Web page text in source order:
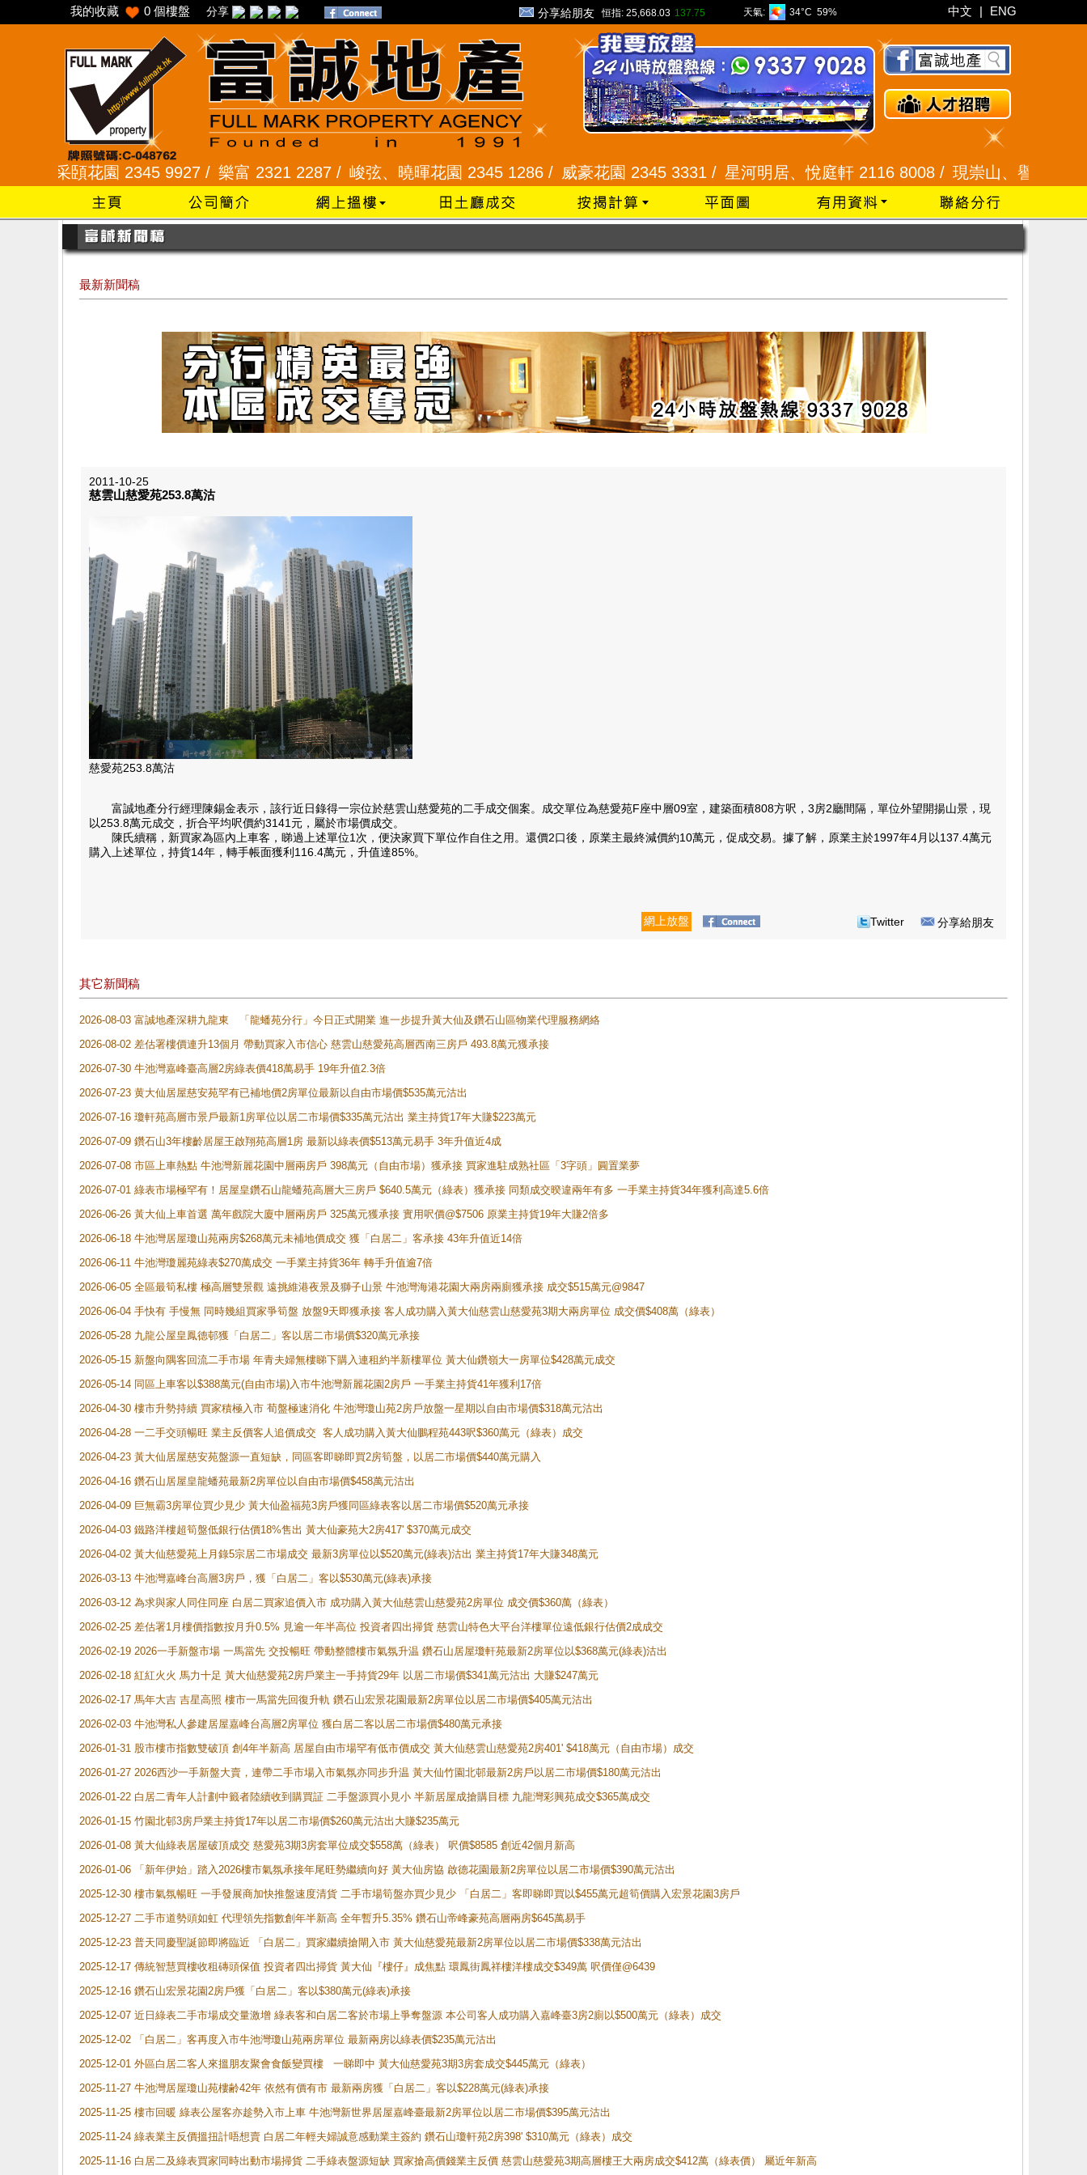
我的收藏 0 個樓盤 分享 分享給朋友 恒指: 25,668.03 137.75 天氣: 34°C 59% 中文 | ENG
采頣花園 2345 9927 / 樂富 2321 2287 / 峻弦、曉暉花園 2345 1286 / 威豪花園 2345 3331 / 星河明居、悅庭軒 2116 8008 / 現崇山、譽港灣 2345
最新新聞稿
2011-10-25
慈雲山慈愛苑253.8萬沽
慈愛苑253.8萬沽
富誠地產分行經理陳錫金表示，該行近日錄得一宗位於慈雲山慈愛苑的二手成交個案。成交單位為慈愛苑F座中層09室，建築面積808方呎，3房2廳間隔，單位外望開揚山景，現
以253.8萬元成交，折合平均呎價約3141元，屬於市場價成交。
陳氏續稱，新買家為區內上車客，睇過上述單位1次，便決家買下單位作自住之用。還價2口後，原業主最終減價約10萬元，促成交易。據了解，原業主於1997年4月以137.4萬元
購入上述單位，持貨14年，轉手帳面獲利116.4萬元，升值達85%。
網上放盤 Twitter 分享給朋友
其它新聞稿
2026-08-03 富誠地產深耕九龍東 「龍蟠苑分行」今日正式開業 進一步提升黃大仙及鑽石山區物業代理服務網絡
2026-08-02 差估署樓價連升13個月 帶動買家入市信心 慈雲山慈愛苑高層西南三房戶 493.8萬元獲承接
2026-07-30 牛池灣嘉峰臺高層2房綠表價418萬易手 19年升值2.3倍
2026-07-23 黄大仙居屋慈安苑罕有已補地價2房單位最新以自由市場價$535萬元沽出
2026-07-16 瓊軒苑高層市景戶最新1房單位以居二市場價$335萬元沽出 業主持貨17年大賺$223萬元
2026-07-09 鑽石山3年樓齡居屋王啟翔苑高層1房 最新以綠表價$513萬元易手 3年升值近4成
2026-07-08 市區上車熱點 牛池灣新麗花園中層兩房戶 398萬元（自由市場）獲承接 買家進駐成熟社區「3字頭」圓置業夢
2026-07-01 綠表市場極罕有！居屋皇鑽石山龍蟠苑高層大三房戶 $640.5萬元（綠表）獲承接 同類成交暌違兩年有多 一手業主持貨34年獲利高達5.6倍
2026-06-26 黃大仙上車首選 萬年戲院大廈中層兩房戶 325萬元獲承接 實用呎價@$7506 原業主持貨19年大賺2倍多
2026-06-18 牛池灣居屋瓊山苑兩房$268萬元未補地價成交 獲「白居二」客承接 43年升值近14倍
2026-06-11 牛池灣瓊麗苑綠表$270萬成交 一手業主持貨36年 轉手升值逾7倍
2026-06-05 全區最筍私樓 極高層雙景觀 遠挑維港夜景及獅子山景 牛池灣海港花園大兩房兩廁獲承接 成交$515萬元@9847
2026-06-04 手快有 手慢無 同時幾組買家爭筍盤 放盤9天即獲承接 客人成功購入黃大仙慈雲山慈愛苑3期大兩房單位 成交價$408萬（綠表）
2026-05-28 九龍公屋皇鳳德邨獲「白居二」客以居二市場價$320萬元承接
2026-05-15 新盤向隅客回流二手市場 年青夫婦無樓睇下購入連租約半新樓單位 黃大仙鑽嶺大一房單位$428萬元成交
2026-05-14 同區上車客以$388萬元(自由市場)入市牛池灣新麗花園2房戶 一手業主持貨41年獲利17倍
2026-04-30 樓市升勢持續 買家積極入市 荀盤極速消化 牛池灣瓊山苑2房戶放盤一星期以自由市場價$318萬元沽出
2026-04-28 一二手交頭暢旺 業主反價客人追價成交 客人成功購入黃大仙鵬程苑443呎$360萬元（綠表）成交
2026-04-23 黃大仙居屋慈安苑盤源一直短缺，同區客即睇即買2房筍盤，以居二市場價$440萬元購入
2026-04-16 鑽石山居屋皇龍蟠苑最新2房單位以自由市場價$458萬元沽出
2026-04-09 巨無霸3房單位買少見少 黃大仙盈福苑3房戶獲同區綠表客以居二市場價$520萬元承接
2026-04-03 鐵路洋樓超筍盤低銀行估價18%售出 黃大仙豪苑大2房417' $370萬元成交
2026-04-02 黃大仙慈愛苑上月錄5宗居二市場成交 最新3房單位以$520萬元(綠表)沽出 業主持貨17年大賺348萬元
2026-03-13 牛池灣嘉峰台高層3房戶，獲「白居二」客以$530萬元(綠表)承接
2026-03-12 為求與家人同住同座 白居二買家追價入市 成功購入黃大仙慈雲山慈愛苑2房單位 成交價$360萬（綠表）
2026-02-25 差估署1月樓價指數按月升0.5% 見逾一年半高位 投資者四出掃貨 慈雲山特色大平台洋樓單位遠低銀行估價2成成交
2026-02-19 2026一手新盤市場 一馬當先 交投暢旺 帶動整體樓市氣氛升温 鑽石山居屋瓊軒苑最新2房單位以$368萬元(綠表)沽出
2026-02-18 紅紅火火 馬力十足 黃大仙慈愛苑2房戶業主一手持貨29年 以居二市場價$341萬元沽出 大賺$247萬元
2026-02-17 馬年大吉 吉星高照 樓市一馬當先回復升軌 鑽石山宏景花園最新2房單位以居二市場價$405萬元沽出
2026-02-03 牛池灣私人參建居屋嘉峰台高層2房單位 獲白居二客以居二市場價$480萬元承接
2026-01-31 股市樓市指數雙破頂 創4年半新高 居屋自由市場罕有低市價成交 黃大仙慈雲山慈愛苑2房401' $418萬元（自由市場）成交
2026-01-27 2026西沙一手新盤大賣，連帶二手市場入市氣氛亦同步升温 黃大仙竹園北邨最新2房戶以居二市場價$180萬元沽出
2026-01-22 白居二青年人計劃中籤者陸續收到購買証 二手盤源買小見小 半新居屋成搶購目標 九龍灣彩興苑成交$365萬成交
2026-01-15 竹園北邨3房戶業主持貨17年以居二市場價$260萬元沽出大賺$235萬元
2026-01-08 黃大仙綠表居屋破頂成交 慈愛苑3期3房套單位成交$558萬（綠表） 呎價$8585 創近42個月新高
2026-01-06 「新年伊始」踏入2026樓市氣氛承接年尾旺勢繼續向好 黃大仙房協 啟德花園最新2房單位以居二市場價$390萬元沽出
2025-12-30 樓市氣氛暢旺 一手發展商加快推盤速度清貨 二手市場筍盤亦買少見少 「白居二」客即睇即買以$455萬元超筍價購入宏景花園3房戶
2025-12-27 二手市道勢頭如虹 代理領先指數創年半新高 全年暫升5.35% 鑽石山帝峰豪苑高層兩房$645萬易手
2025-12-23 普天同慶聖誕節即將臨近 「白居二」買家繼續搶閘入市 黃大仙慈愛苑最新2房單位以居二市場價$338萬元沽出
2025-12-17 傳統智慧買樓收租磚頭保值 投資者四出掃貨 黃大仙『樓仔』成焦點 環鳳街鳳祥樓洋樓成交$349萬 呎價僅@6439
2025-12-16 鑽石山宏景花園2房戶獲「白居二」客以$380萬元(綠表)承接
2025-12-07 近日綠表二手市場成交量激增 綠表客和白居二客於市場上爭奪盤源 本公司客人成功購入嘉峰臺3房2廁以$500萬元（綠表）成交
2025-12-02 「白居二」客再度入市牛池灣瓊山苑兩房單位 最新兩房以綠表價$235萬元沽出
2025-12-01 外區白居二客人來搵朋友聚會食飯變買樓 一睇即中 黃大仙慈愛苑3期3房套成交$445萬元（綠表）
2025-11-27 牛池灣居屋瓊山苑樓齢42年 依然有價有市 最新兩房獲「白居二」客以$228萬元(綠表)承接
2025-11-25 樓市回暖 綠表公屋客亦趁勢入市上車 牛池灣新世界居屋嘉峰臺最新2房單位以居二市場價$395萬元沽出
2025-11-24 綠表業主反價搵扭計唔想賣 白居二年輕夫婦誠意感動業主簽約 鑽石山瓊軒苑2房398' $310萬元（綠表）成交
2025-11-16 白居二及綠表買家同時出動市場掃貨 二手綠表盤源短缺 買家搶高價錢業主反價 慈雲山慈愛苑3期高層樓王大兩房成交$412萬（綠表價） 屬近年新高